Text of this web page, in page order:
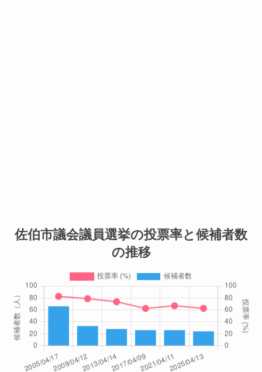
佐伯市議会議員選挙の投票率と候補者数
の推移